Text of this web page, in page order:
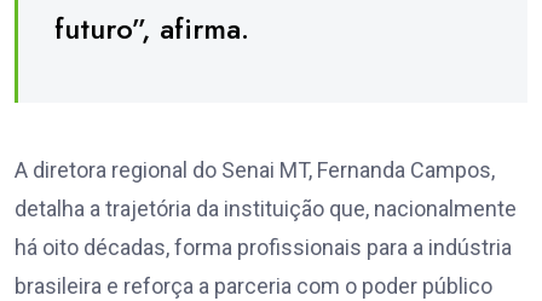
futuro”, afirma.
A diretora regional do Senai MT, Fernanda Campos,
detalha a trajetória da instituição que, nacionalmente
há oito décadas, forma profissionais para a indústria
brasileira e reforça a parceria com o poder público